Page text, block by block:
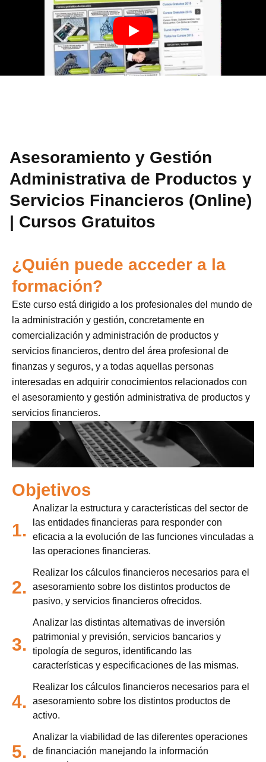
Asesoramiento y Gestión
Administrativa de Productos y
Servicios Financieros (Online)
| Cursos Gratuitos
¿Quién puede acceder a la
formación?
Este curso está dirigido a los profesionales del mundo de
la administración y gestión, concretamente en
comercialización y administración de productos y
servicios financieros, dentro del área profesional de
finanzas y seguros, y a todas aquellas personas
interesadas en adquirir conocimientos relacionados con
el asesoramiento y gestión administrativa de productos y
servicios financieros.
Objetivos
1.
Analizar la estructura y características del sector de
las entidades financieras para responder con
eficacia a la evolución de las funciones vinculadas a
las operaciones financieras.
2.
Realizar los cálculos financieros necesarios para el
asesoramiento sobre los distintos productos de
pasivo, y servicios financieros ofrecidos.
3.
Analizar las distintas alternativas de inversión
patrimonial y previsión, servicios bancarios y
tipología de seguros, identificando las
características y especificaciones de las mismas.
4.
Realizar los cálculos financieros necesarios para el
asesoramiento sobre los distintos productos de
activo.
5.
Analizar la viabilidad de las diferentes operaciones
de financiación manejando la información